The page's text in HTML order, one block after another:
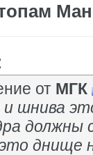
от МГК
шнива
должны
днище